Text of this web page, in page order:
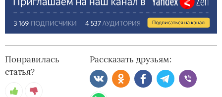
Понравилась
статья?
Рассказать друзьям: